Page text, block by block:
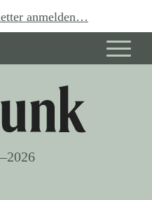
anmelden…